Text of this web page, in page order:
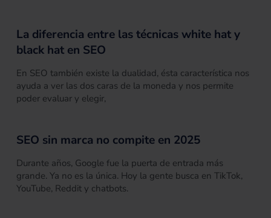
La diferencia entre las técnicas white hat y
black hat en SEO
En SEO también existe la dualidad, ésta característica nos
ayuda a ver las dos caras de la moneda y nos permite
poder evaluar y elegir,
SEO sin marca no compite en 2025
Durante años, Google fue la puerta de entrada más
grande. Ya no es la única. Hoy la gente busca en TikTok,
YouTube, Reddit y chatbots.